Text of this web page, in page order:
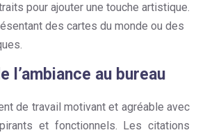
pour ajouter une touche artistique.
des cartes du monde ou des
l’ambiance au bureau
de travail motivant et agréable avec
et fonctionnels. Les citations